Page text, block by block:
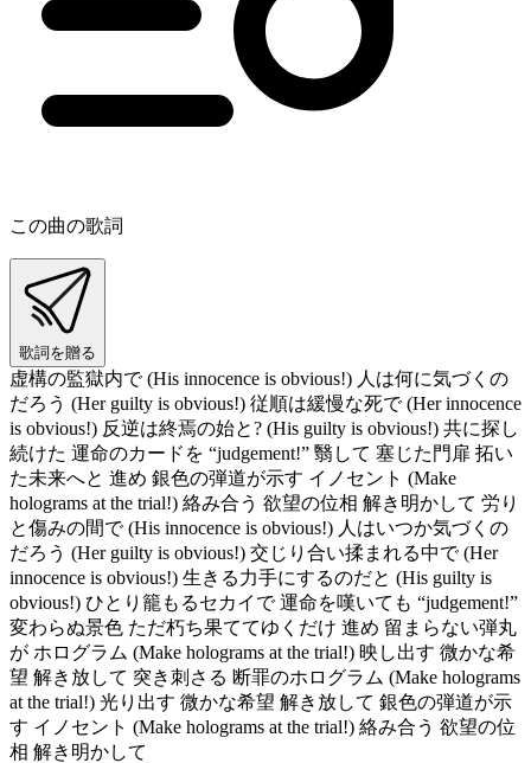
この曲の歌詞
歌詞を贈る
虚構の監獄内で (His innocence is obvious!) 人は何に気づくの
だろう (Her guilty is obvious!) 従順は緩慢な死で (Her innocence
is obvious!) 反逆は終焉の始と? (His guilty is obvious!) 共に探し
続けた 運命のカードを “judgement!” 翳して 塞じた門扉 拓い
た未来へと 進め 銀色の弾道が示す イノセント (Make
holograms at the trial!) 絡み合う 欲望の位相 解き明かして 労り
と傷みの間で (His innocence is obvious!) 人はいつか気づくの
だろう (Her guilty is obvious!) 交じり合い揉まれる中で (Her
innocence is obvious!) 生きる力手にするのだと (His guilty is
obvious!) ひとり籠もるセカイで 運命を嘆いても “judgement!”
変わらぬ景色 ただ朽ち果ててゆくだけ 進め 留まらない弾丸
が ホログラム (Make holograms at the trial!) 映し出す 微かな希
望 解き放して 突き刺さる 断罪のホログラム (Make holograms
at the trial!) 光り出す 微かな希望 解き放して 銀色の弾道が示
す イノセント (Make holograms at the trial!) 絡み合う 欲望の位
相 解き明かして